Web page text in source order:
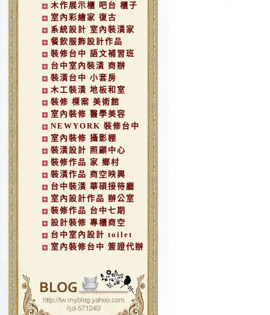
木作展示櫃 吧台 櫃子
室內彩繪家 復古
系統設計 室內裝潢家
餐飲服飾設計作品
裝修台中 語文補習班
台中室內裝潢 商辦
裝潢台中 小套房
木工裝潢 地板和室
裝修 標案 美術館
室內裝修 醫學美容
NEWYORK 裝修台中
室內裝修 攝影棚
裝潢設計 照顧中心
裝修作品 家 鄉村
裝潢作品 商空映興
台中裝潢 華碩接待廳
室內設計作品 辦公室
裝修作品 台中七期
設計裝修 專櫃商空
台中室內設計 toilet
室內裝修台中 簽證代辦